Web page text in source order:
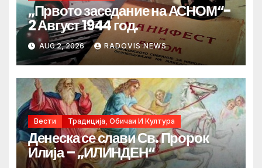
„Првото заседание на АСНОМ“-
2 Август 1944 год.
AUG 2, 2026 RADOVIS NEWS
Вести Традиција, Обичаи И Култура
Денеска се слави Св. Пророк
Илија – „ИЛИНДЕН“